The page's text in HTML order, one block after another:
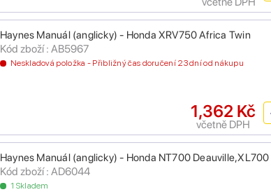
Haynes Manuál (anglicky) - Honda XRV750 Africa Twin
Kód zboží : AB5967
Neskladová položka - Přibližný čas doručení 23 dní od nákupu
1,362 Kč
včetně DPH
Haynes Manuál (anglicky) - Honda NT700
Kód zboží : AD6044
1 Skladem